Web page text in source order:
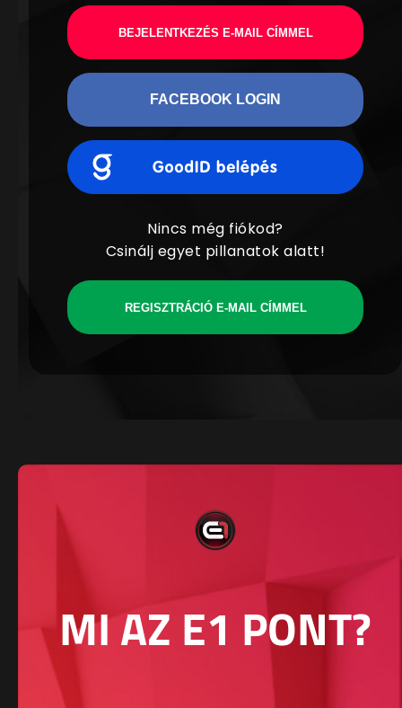
BEJELENTKEZÉS E-MAIL CÍMMEL
FACEBOOK LOGIN
Nincs még fiókod?
Csinálj egyet pillanatok alatt!
REGISZTRÁCIÓ E-MAIL CÍMMEL
MI AZ E1 PONT?